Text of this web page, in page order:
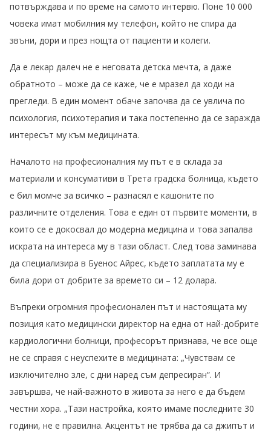
потвърждава и по време на самото интервю. Поне 10 000
човека имат мобилния му телефон, който не спира да
звъни, дори и през нощта от пациенти и колеги.
Да е лекар далеч не е неговата детска мечта, а даже
обратното – може да се каже, че е мразел да ходи на
прегледи. В един момент обаче започва да се увлича по
психология, психотерапия и така постепенно да се заражда
интересът му към медицината.
Началото на професионалния му път е в склада за
материали и консумативи в Трета градска болница, където
е бил момче за всичко – разнасял е кашоните по
различните отделения. Това е един от първите моменти, в
които се е докосвал до модерна медицина и това запалва
искрата на интереса му в тази област. След това заминава
да специализира в Буенос Айрес, където заплатата му е
била дори от добрите за времето си – 12 долара.
Въпреки огромния професионален път и настоящата му
позиция като медицински директор на една от най-добрите
кардиологични болници, професорът признава, че все още
не се справя с неуспехите в медицината: „Чувствам се
изключително зле, с дни наред съм депресиран“. И
завършва, че най-важното в живота за него е да бъдем
честни хора. „Тази настройка, която имаме последните 30
години, не е правилна. Акцентът не трябва да са джипът и